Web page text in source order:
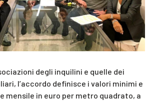
degli inquilini e quelle dei
l’accordo definisce i valori minimi e
mensile in euro per metro quadrato, a